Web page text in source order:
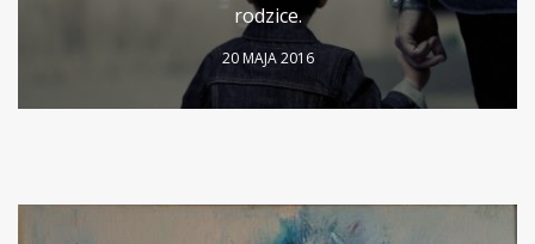
rodzice.
20 MAJA 2016